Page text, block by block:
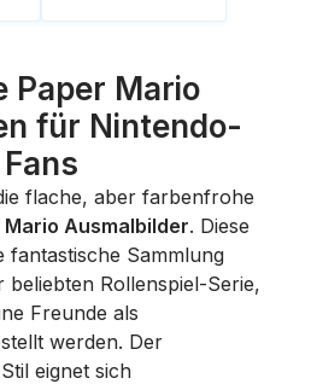
Paper Mario
für Nintendo-
Fans
flache, aber farbenfrohe
Mario Ausmalbilder. Diese
fantastische Sammlung
Rollenspiel-Serie,
Freunde als
werden. Der
eignet sich